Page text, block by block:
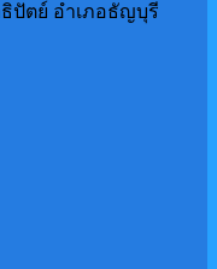
ปัตย์ อำเภอธัญบุรี